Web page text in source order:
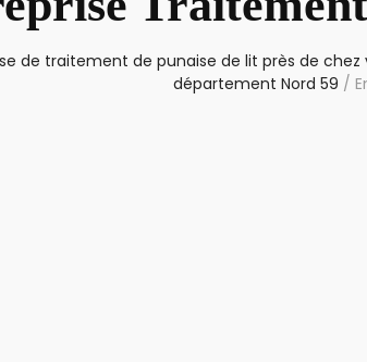
de traitement de punaise de lit près de chez
département Nord 59 /